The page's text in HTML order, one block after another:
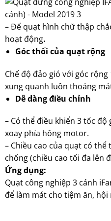
– Đế quạt hình chữ thập
hoạt động.
Góc thổi của quạt rộng
Chế độ đảo gió với góc
xung quanh luôn thoáng
Dễ dàng điều chỉnh
– Có thể điều khiển 3 tốc
xoay phía hông motor.
– Chiều cao của quạt có
chống (chiều cao tối đa lên
Ứng dụng:
Quạt công nghiệp 3 cánh
để làm mát cho tiệm ăn,